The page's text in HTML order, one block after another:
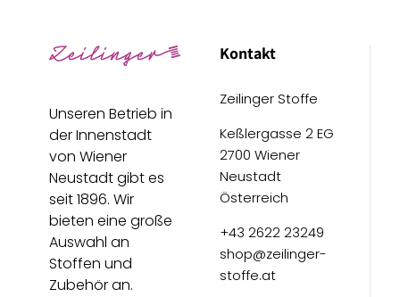
Unseren Betrieb in
der Innenstadt
von Wiener
Neustadt gibt es
seit 1896. Wir
bieten eine große
Auswahl an
Stoffen und
Zubehör an.
Kontakt
Zeilinger Stoffe
Keßlergasse 2 EG
2700 Wiener
Neustadt
Österreich
+43 2622 23249
shop@zeilinger-
stoffe.at